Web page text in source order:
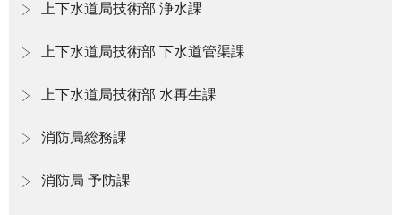
上下水道局技術部 浄水課
上下水道局技術部 下水道管渠課
上下水道局技術部 水再生課
消防局総務課
消防局 予防課